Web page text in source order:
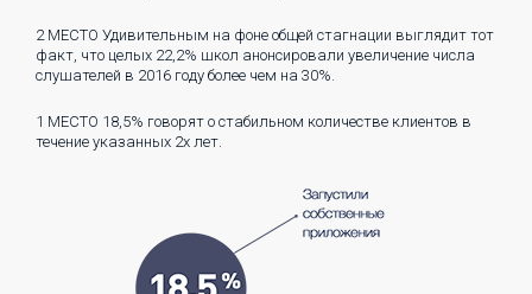
2 МЕСТО Удивительным на фоне общей стагнации выглядит тот
факт, что целых 22,2% школ анонсировали увеличение числа
слушателей в 2016 году более чем на 30%.
1 МЕСТО 18,5% говорят о стабильном количестве клиентов в
течение указанных 2х лет.